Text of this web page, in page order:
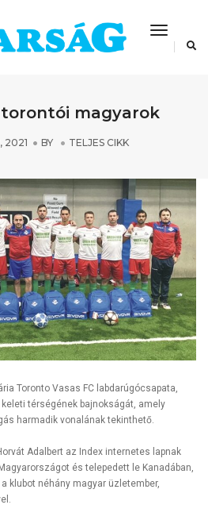
Toggle
magyarok
2021 BY TELJES CIKK
Toronto Vasas FC labdarúgócsapata,
térségének bajnokságát, amely
harmadik vonalának tekinthető.
Adalbert az Index internetes lapnak
és telepedett le Kanadában,
klubot néhány magyar üzletember,